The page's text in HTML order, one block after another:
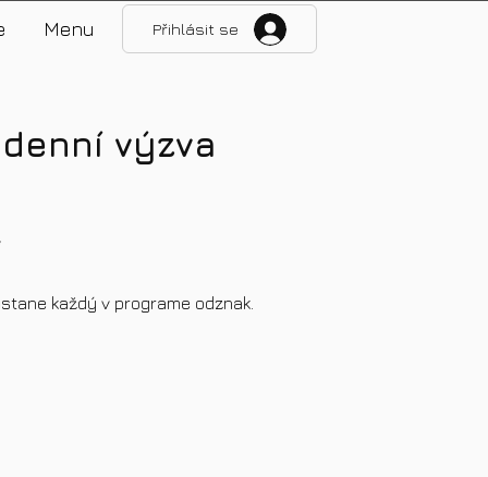
Menu Přihlásit se
výzva
každý v programe odznak.